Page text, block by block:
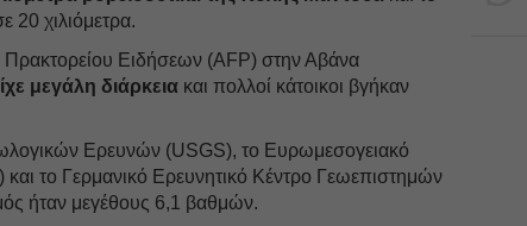
20 χιλιόμετρα.
Πρακτορείου Ειδήσεων (AFP) στην Αβάνα
μεγάλη διάρκεια και πολλοί κάτοικοι βγήκαν
Ερευνών (USGS), το Ευρωμεσογειακό
το Γερμανικό Ερευνητικό Κέντρο Γεωεπιστημών
ήταν μεγέθους 6,1 βαθμών.